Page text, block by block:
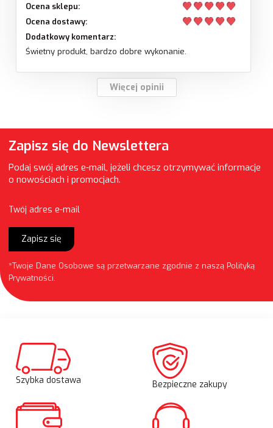
Ocena sklepu:
Ocena dostawy:
Dodatkowy komentarz:
Świetny produkt, bardzo dobre wykonanie.
Więcej opinii
Zapisz się do Newslettera
Podaj swój adres e-mail, jeżeli chcesz otrzymywać informacje
o nowościach i promocjach.
Twój adres e-mail
Zapisz się
*Twoje Dane Osobowe są przetwarzane zgodnie z naszą Polityką
Prywatności.
Szybka dostawa Bezpieczne zakupy